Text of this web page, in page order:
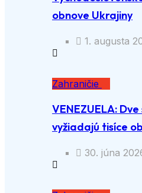
obnove Ukrajiny
1. augusta
Zahraničie
VENEZUELA:
vyžiadajú tisíce
30. júna